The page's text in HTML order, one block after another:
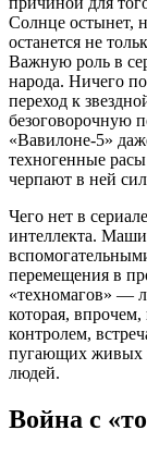
Солнце остынет,
останется не
Важную роль в
народа. Ничего
переход к
безоговорочную
«Вавилоне-5»
техногенные
черпают в ней
Чего нет в
интеллекта.
перемещения в
«техномагов» —
которая,
контролем,
пугающих живых
людей.
Война с